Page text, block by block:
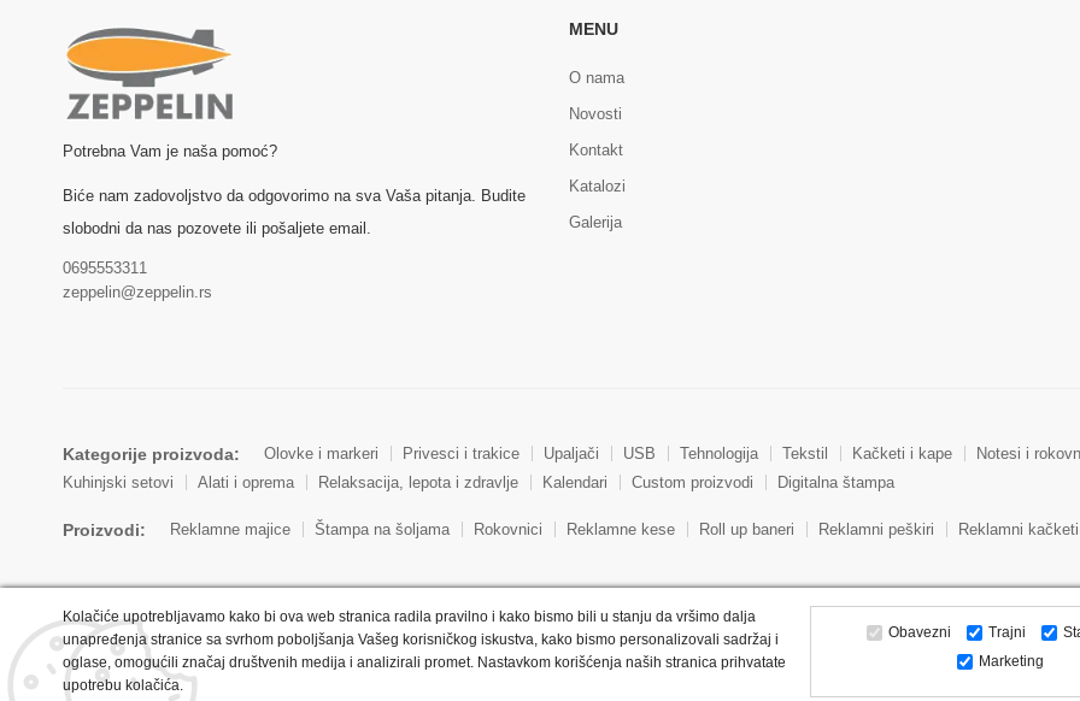
Potrebna Vam je naša pomoć?
Biće nam zadovoljstvo da odgovorimo na sva Vaša pitanja. Budite
slobodni da nas pozovete ili pošaljete email.
0695553311
zeppelin@zeppelin.rs
MENU
O nama
Novosti
Kontakt
Katalozi
Galerija
Kategorije proizvoda: Olovke i markeri Privesci i trakice Upaljači USB Tehnologija Tekstil Kačketi i kape Notesi i
Kuhinjski setovi
Alati i oprema Relaksacija, lepota i zdravlje Kalendari Custom proizvodi Digitalna štampa
Proizvodi: Reklamne majice Štampa na šoljama Rokovnici Reklamne kese Roll up baneri Reklamni peškiri Reklamni kačketi
Copyright © 2022 Zeppelin. All Rights Reserved.
Kolačiće upotrebljavamo kako bi ova web stranica radila pravilno i kako bismo bili u stanju da vršimo dalja
unapređenja stranice sa svrhom poboljšanja Vašeg korisničkog iskustva, kako bismo personalizovali sadržaj i
oglase, omogućili značaj društvenih medija i analizirali promet. Nastavkom korišćenja naših stranica prihvatate
upotrebu kolačića.
Obavezni Trajni
Marketing